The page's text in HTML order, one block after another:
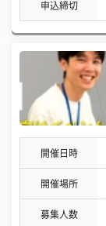
申込締切
開催日時
開催場所
募集人数